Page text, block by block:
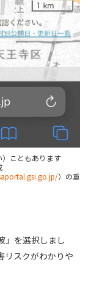
こともあります
）の重
」を選択しまし
リスクがわかりや